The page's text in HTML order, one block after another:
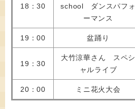
18：30
school ダンスパフォ
ーマンス
19：00 盆踊り
19：30
大竹涼華さん スペシ
ャルライブ
20：00 ミニ花火大会